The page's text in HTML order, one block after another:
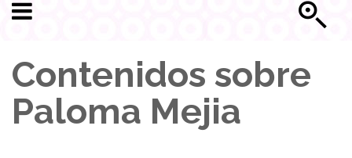
Contenidos sobre
Paloma Mejia